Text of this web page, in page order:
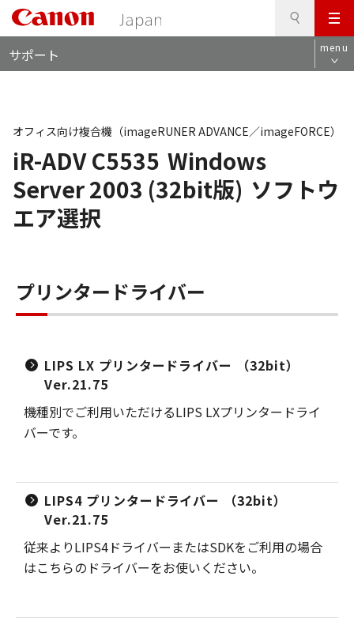
メ
ニ
ュ
サポート menu
iR-ADV C5535 Windows
Server 2003 (32bit版) ソフトウ
エア選択
オフィス向け複合機（imageRUNER ADVANCE／imageFORCE）
プリンタードライバー
LIPS LX プリンタードライバー （32bit）
Ver.21.75
機種別でご利用いただけるLIPS LXプリンタードライ
バーです。
LIPS4 プリンタードライバー （32bit）
Ver.21.75
従来よりLIPS4ドライバーまたはSDKをご利用の場合
はこちらのドライバーをお使いください。